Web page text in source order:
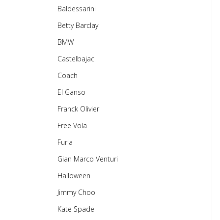
Baldessarini
Betty Barclay
BMW
Castelbajac
Coach
El Ganso
Franck Olivier
Free Vola
Furla
Gian Marco Venturi
Halloween
Jimmy Choo
Kate Spade